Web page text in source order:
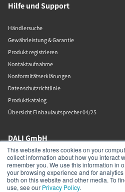
This website stores cookies on your
collect information about how you interact
remember you. We use this information in
your browsing experience and for
both on this website and other media. To
use, see our Privacy Policy.
Hilfe und Support
Händlersuche
Gewährleistung & Garantie
Produkt registrieren
Kontaktaufnahme
Konformitätserklärungen
Datenschutzrichtlinie
Produktkatalog
Übersicht Einbaulautsprecher 04/25
DALI GmbH
Berliner Ring 89
Bensheim
64625
Deutschland